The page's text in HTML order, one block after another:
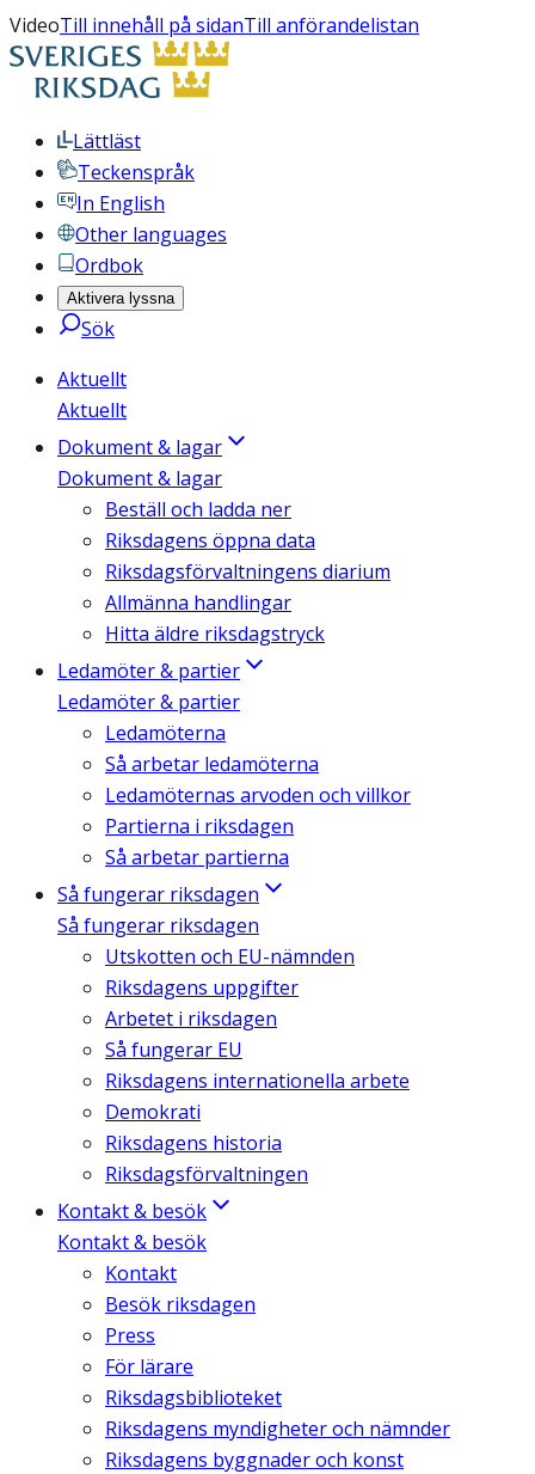
VideoTill innehåll på sidanTill anförandelistan
Lättläst
Teckenspråk
In English
Other languages
Ordbok
Aktivera lyssna
Sök
Aktuellt
Aktuellt
Dokument & lagar
Dokument & lagar
Beställ och ladda ner
Riksdagens öppna data
Riksdagsförvaltningens diarium
Allmänna handlingar
Hitta äldre riksdagstryck
Ledamöter & partier
Ledamöter & partier
Ledamöterna
Så arbetar ledamöterna
Ledamöternas arvoden och villkor
Partierna i riksdagen
Så arbetar partierna
Så fungerar riksdagen
Så fungerar riksdagen
Utskotten och EU-nämnden
Riksdagens uppgifter
Arbetet i riksdagen
Så fungerar EU
Riksdagens internationella arbete
Demokrati
Riksdagens historia
Riksdagsförvaltningen
Kontakt & besök
Kontakt & besök
Kontakt
Besök riksdagen
Press
För lärare
Riksdagsbiblioteket
Riksdagens myndigheter och nämnder
Riksdagens byggnader och konst